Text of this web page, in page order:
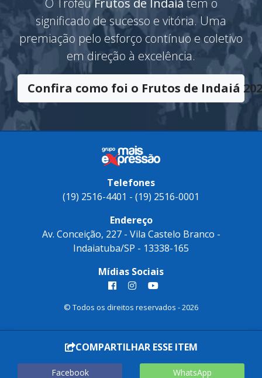
O Troféu Frutos de Indaiá tem o
significado de sucesso e vitória. Uma
premiação pelo esforço contínuo e coletivo
em direção à excelência.
Confira como foi o Frutos de Indaiá
Telefones
(19) 2516-4401 - (19) 2516-0001
Endereço
Av. Conceição, 227 - Vila Castelo Branco -
Mídias Sociais
COMPARTILHAR ESSE ITEM
Facebook WhatsApp